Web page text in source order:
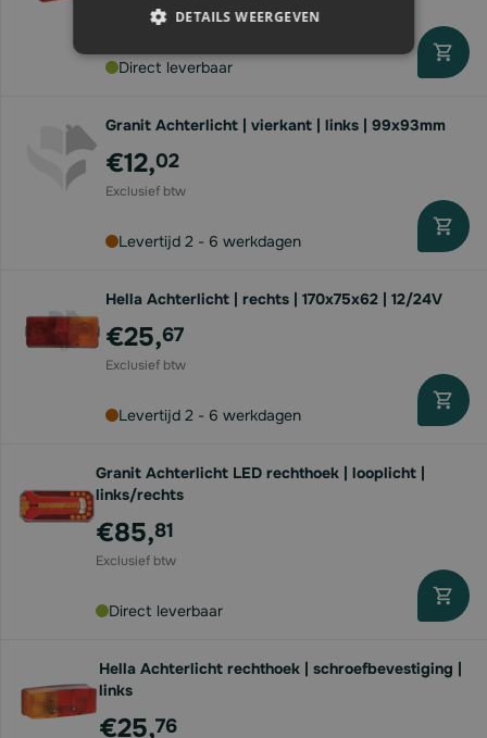
Direct leverbaar
Granit Achterlicht | vierkant | links | 99x93mm
€12,02
Levertijd 2 - 6 werkdagen
Hella Achterlicht | rechts | 170x75x62 | 12/24V
€25,67
Levertijd 2 - 6 werkdagen
Granit Achterlicht LED rechthoek | looplicht |
links/rechts
€85,81
Direct leverbaar
Hella Achterlicht rechthoek | schroefbevestiging |
links
€25,76
DETAILS WEERGEVEN